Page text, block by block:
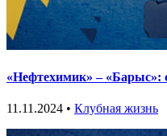
«Нефтехимик» – «Барыс»:
11.11.2024 • Клубная жизнь